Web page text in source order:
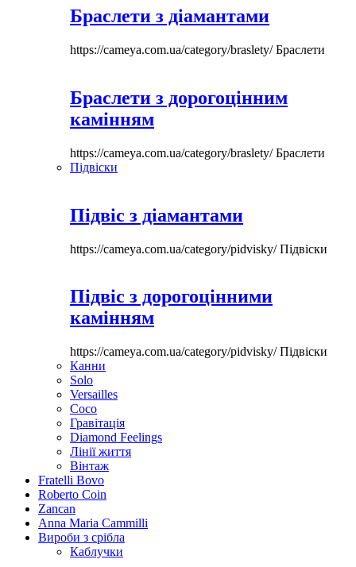
Браслети з діамантами
https://cameya.com.ua/category/braslety/Браслети
Браслети з дорогоцінним
камінням
https://cameya.com.ua/category/braslety/Браслети
Підвіски
Підвіс з діамантами
https://cameya.com.ua/category/pidvisky/Підвіски
Підвіс з дорогоцінними
камінням
https://cameya.com.ua/category/pidvisky/Підвіски
Канни
Solo
Versailles
Coco
Гравітація
Diamond Feelings
Лінії життя
Вінтаж
Fratelli Bovo
Roberto Coin
Zancan
Anna Maria Cammilli
Вироби з срібла
Каблучки